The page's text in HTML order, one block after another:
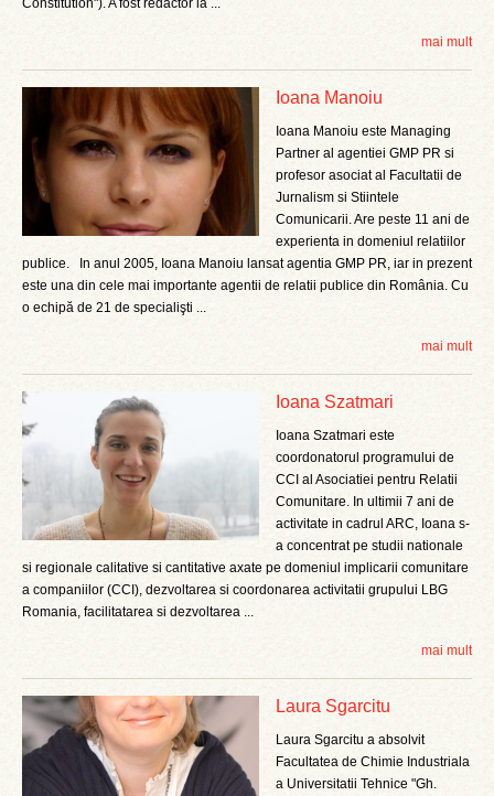
Constitution"). A fost redactor la ...
mai mult
Ioana Manoiu
Ioana Manoiu este Managing
Partner al agentiei GMP PR si
profesor asociat al Facultatii de
Jurnalism si Stiintele
Comunicarii. Are peste 11 ani de
experienta in domeniul relatiilor
publice. In anul 2005, Ioana Manoiu lansat agentia GMP PR, iar in prezent
este una din cele mai importante agentii de relatii publice din România. Cu
o echipă de 21 de specialişti ...
mai mult
Ioana Szatmari
Ioana Szatmari este
coordonatorul programului de
CCI al Asociatiei pentru Relatii
Comunitare. In ultimii 7 ani de
activitate in cadrul ARC, Ioana s-
a concentrat pe studii nationale
si regionale calitative si cantitative axate pe domeniul implicarii comunitare
a companiilor (CCI), dezvoltarea si coordonarea activitatii grupului LBG
Romania, facilitatarea si dezvoltarea ...
mai mult
Laura Sgarcitu
Laura Sgarcitu a absolvit
Facultatea de Chimie Industriala
a Universitatii Tehnice "Gh.